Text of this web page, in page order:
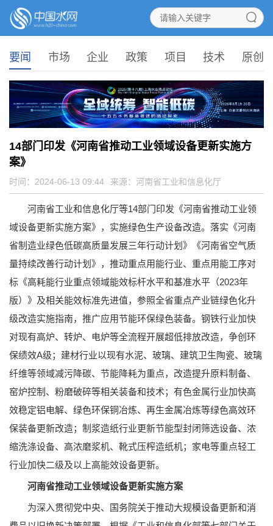
要闻 市场 企业 政策 项目 技术 原创
14部门印发《河南省推动工业领域设备更新实施方
案》
时间：2024-06-13 09:44 来源： 河南省工业和信息化厅
河南省工业和信息化厅等14部门印发《河南省推动工业领
域设备更新实施方案》，实施绿色生产设备改造。落实《河南
省制造业绿色低碳高质量发展三年行动计划》《河南省空气质
量持续改善行动计划》，推动重点用能行业、重点用能工序对
标《高耗能行业重点领域能效标杆水平和基准水平（2023年
版）》及相关能效标准先进值，参照全省重点产业链绿色化升
级改造实施指南，推广应用节能环保绿色装备。钢铁行业加快
对现有高炉、转炉、电炉等全流程开展超低排放改造，争创环
保绩效A级；建材行业以现有水泥、玻璃、建筑卫生陶瓷、玻璃
纤维等领域减污降碳、节能降耗为重点，改造提升原料制备、
窑炉控制、粉磨破碎等相关装备和技术；有色金属行业加快高
效稳定铝电解、绿色环保铜冶炼、再生金属冶炼等绿色高效环
保装备更新改造；制浆造纸行业更新节能型封闭筛选设备、浓
缩洗涤设备、高浓磨浆机、靴式压榨造纸机；家电等重点轻工
行业加快二级及以上高能效设备更新。
河南省推动工业领域设备更新实施方案
为深入贯彻党中央、国务院关于推动大规模设备更新和消